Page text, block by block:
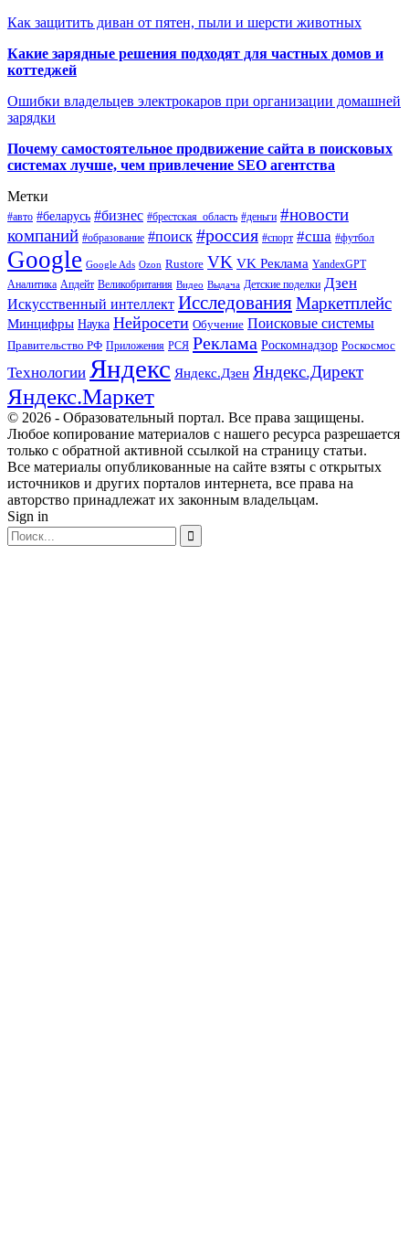
Как защитить диван от пятен, пыли и шерсти животных
Какие зарядные решения подходят для частных домов и
коттеджей
Ошибки владельцев электрокаров при организации домашней
зарядки
Почему самостоятельное продвижение сайта в поисковых
системах лучше, чем привлечение SEO агентства
Метки
#авто #беларусь #бизнес #брестская_область #деньги #новости
компаний #образование #поиск #россия #спорт #сша #футбол
Google Google Ads Ozon Rustore VK VK Реклама YandexGPT
Аналитика Апдейт Великобритания Видео Выдача Детские поделки Дзен
Искусственный интеллект ИсследованияМаркетплейс
Минцифры Наука Нейросети Обучение Поисковые системы
Правительство РФ Приложения РСЯ Реклама Роскомнадзор Роскосмос
Технологии Яндекс Яндекс.Дзен Яндекс.Директ
Яндекс.Маркет
© 2026 - Образовательный портал. Все права защищены.
Любое копирование материалов с нашего ресурса разрешается
только с обратной активной ссылкой на страницу статьи.
Все материалы опубликованные на сайте взяты с открытых
источников и других порталов интернета, все права на
авторство принадлежат их законным владельцам.
Sign in